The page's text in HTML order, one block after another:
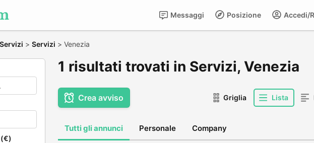
Accedi/
Posizione
Messaggi
> Servizi > Venezia
1 risultati trovati in Servizi, Venezia
Crea avviso Griglia Lista
Tutti gli annunci Personale Company